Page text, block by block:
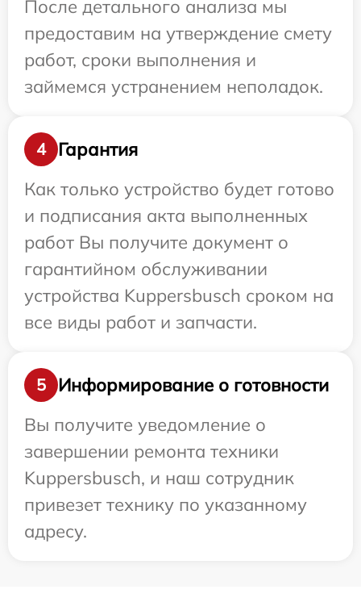
После детального анализа мы
предоставим на утверждение смету
работ, сроки выполнения и
займемся устранением неполадок.
4
Гарантия
Как только устройство будет готово
и подписания акта выполненных
работ Вы получите документ о
гарантийном обслуживании
устройства Kuppersbusch сроком на
все виды работ и запчасти.
5
Информирование о готовности
Вы получите уведомление о
завершении ремонта техники
Kuppersbusch, и наш сотрудник
привезет технику по указанному
адресу.